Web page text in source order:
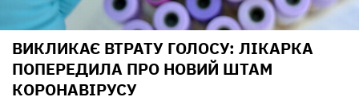
ВИКЛИКАЄ ВТРАТУ ГОЛОСУ: ЛІКАРКА
ПОПЕРЕДИЛА ПРО НОВИЙ ШТАМ
КОРОНАВІРУСУ